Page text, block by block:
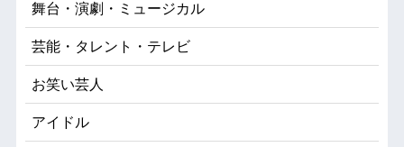
舞台・演劇・ミュージカル
芸能・タレント・テレビ
お笑い芸人
アイドル